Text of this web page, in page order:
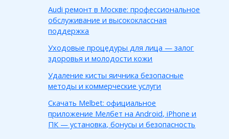
Audi ремонт в Москве: профессиональное
обслуживание и высококлассная
поддержка
Уходовые процедуры для лица — залог
здоровья и молодости кожи
Удаление кисты яичника безопасные
методы и коммерческие услуги
Скачать Melbet: официальное
приложение Мелбет на Android, iPhone и
ПК — установка, бонусы и безопасность